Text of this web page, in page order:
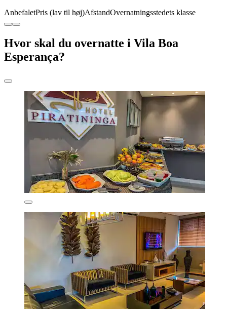
AnbefaletPris (lav til høj)AfstandOvernatningsstedets klasse
Hvor skal du overnatte i Vila Boa
Esperança?